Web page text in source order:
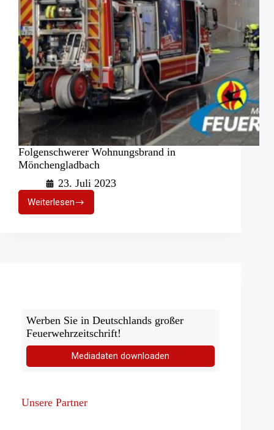
Folgenschwerer Wohnungsbrand in
Mönchengladbach
23. Juli 2023
WeiterlesenFolgenschwerer
Wohnungsbrand
Werben Sie in Deutschlands großer
Feuerwehrzeitschrift!
Mediadaten downloaden
Unsere Partner